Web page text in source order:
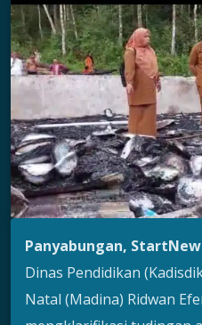
Panyabungan,
Dinas Pendidikan
Natal (Madina) Ridwan